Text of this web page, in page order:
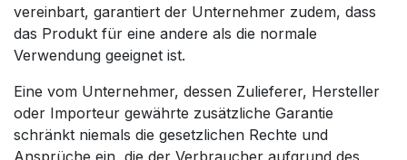
vereinbart, garantiert der Unternehmer zudem, dass
das Produkt für eine andere als die normale
Verwendung geeignet ist.
Eine vom Unternehmer, dessen Zulieferer, Hersteller
oder Importeur gewährte zusätzliche Garantie
schränkt niemals die gesetzlichen Rechte und
Ansprüche ein, die der Verbraucher aufgrund des